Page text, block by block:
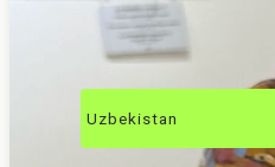
Uzbekistan